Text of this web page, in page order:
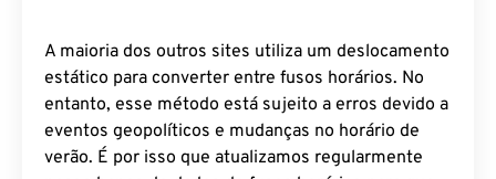
A maioria dos outros sites utiliza um deslocamento
estático para converter entre fusos horários. No
entanto, esse método está sujeito a erros devido a
eventos geopolíticos e mudanças no horário de
verão. É por isso que atualizamos regularmente